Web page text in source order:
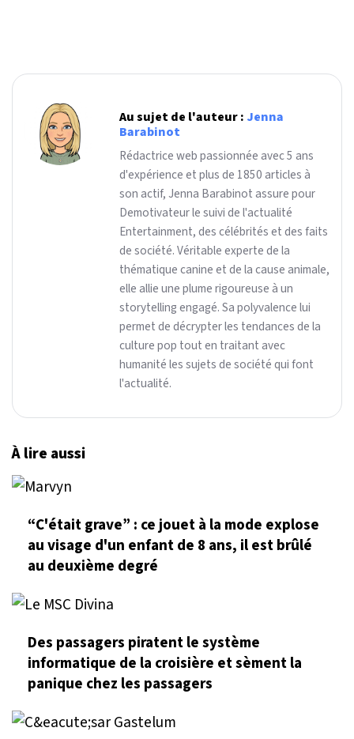
Au sujet de l'auteur : Jenna
Barabinot
Rédactrice web passionnée avec 5 ans
d'expérience et plus de 1850 articles à
son actif, Jenna Barabinot assure pour
Demotivateur le suivi de l'actualité
Entertainment, des célébrités et des faits
de société. Véritable experte de la
thématique canine et de la cause animale,
elle allie une plume rigoureuse à un
storytelling engagé. Sa polyvalence lui
permet de décrypter les tendances de la
culture pop tout en traitant avec
humanité les sujets de société qui font
l'actualité.
À lire aussi
“C'était grave” : ce jouet à la mode explose
au visage d'un enfant de 8 ans, il est brûlé
au deuxième degré
Des passagers piratent le système
informatique de la croisière et sèment la
panique chez les passagers